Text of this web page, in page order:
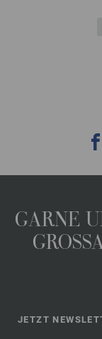
GARNE
JETZT